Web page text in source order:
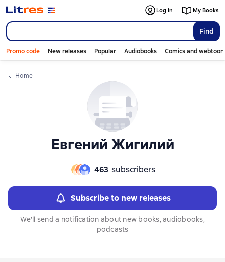
Find
Log in My Books
Promo code New releases Popular Audiobooks Comics and
Home
Евгений Жигилий
463 subscribers
Subscribe to new releases
We'll send a notification about new books, audiobooks,
podcasts
Слайдер с книгами
Слайдер с книгами